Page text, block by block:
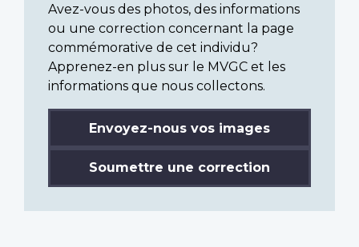
Avez-vous des photos, des informations
ou une correction concernant la page
commémorative de cet individu?
Apprenez-en plus sur le MVGC et les
informations que nous collectons.
Envoyez-nous vos images
Soumettre une correction